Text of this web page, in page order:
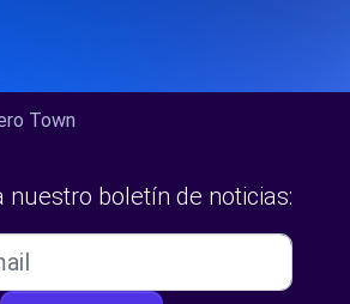
Town
nuestro boletín de noticias: